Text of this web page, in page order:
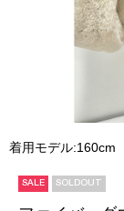
着用モデル:160cm
SALE SOLDOUT